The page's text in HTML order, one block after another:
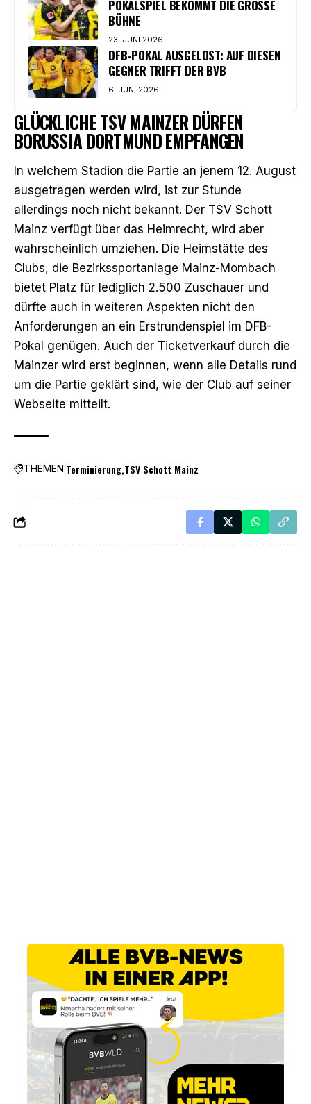
POKALSPIEL BEKOMMT DIE GROSSE B
ÜHNE
23. JUNI 2026
DFB-POKAL AUSGELOST: AUF DIESEN
GEGNER TRIFFT DER BVB
6. JUNI 2026
GLÜCKLICHE TSV MAINZER DÜRFEN
BORUSSIA DORTMUND EMPFANGEN
In welchem Stadion die Partie an jenem 12. August
ausgetragen werden wird, ist zur Stunde
allerdings noch nicht bekannt. Der TSV Schott
Mainz verfügt über das Heimrecht, wird aber
wahrscheinlich umziehen. Die Heimstätte des
Clubs, die Bezirkssportanlage Mainz-Mombach
bietet Platz für lediglich 2.500 Zuschauer und
dürfte auch in weiteren Aspekten nicht den
Anforderungen an ein Erstrundenspiel im DFB-
Pokal genügen. Auch der Ticketverkauf durch die
Mainzer wird erst beginnen, wenn alle Details rund
um die Partie geklärt sind, wie der Club auf seiner
Webseite mitteilt.
THEMEN Terminierung TSV Schott Mainz